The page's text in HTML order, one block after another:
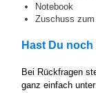
Notebook
Zuschuss
Hast Du
Bei Rückfragen
ganz einfach